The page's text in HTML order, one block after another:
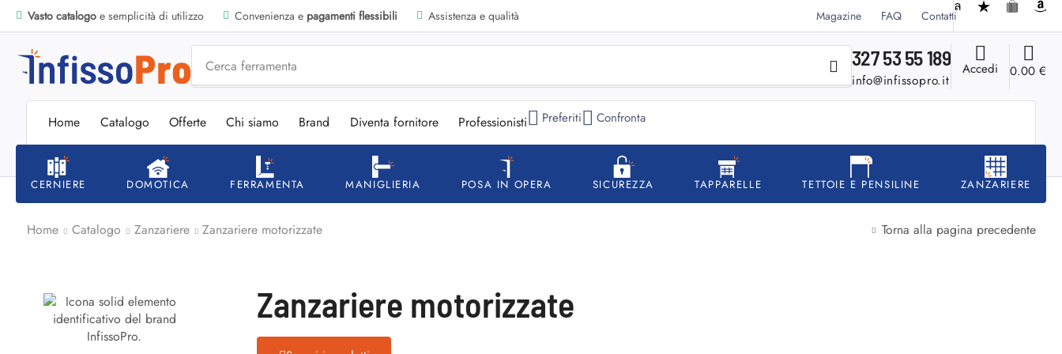
Vasto catalogoe semplicità di utilizzo Convenienza e pagamenti flessibili Assistenza e qualità Magazine FAQ Contatti
Cerca ferramenta 327 53 55 189
info@infissopro.it
Accedi 0.00€
Home Catalogo Offerte Chi siamo Brand Diventa fornitore Professionisti Preferiti Confronta
CERNIERE DOMOTICA FERRAMENTA MANIGLIERIA POSA IN OPERA SICUREZZA TAPPARELLE TETTOIE E PENSILINE ZANZARIERE
Home Catalogo Zanzariere Zanzariere motorizzate Torna alla pagina precedente
Zanzariere motorizzate